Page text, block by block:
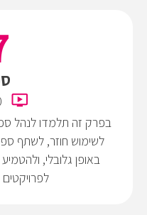
בפרק זה תלמדו לנהל
לשימוש חוזר, לשתף
באופן גלובלי,
לפרויקטים